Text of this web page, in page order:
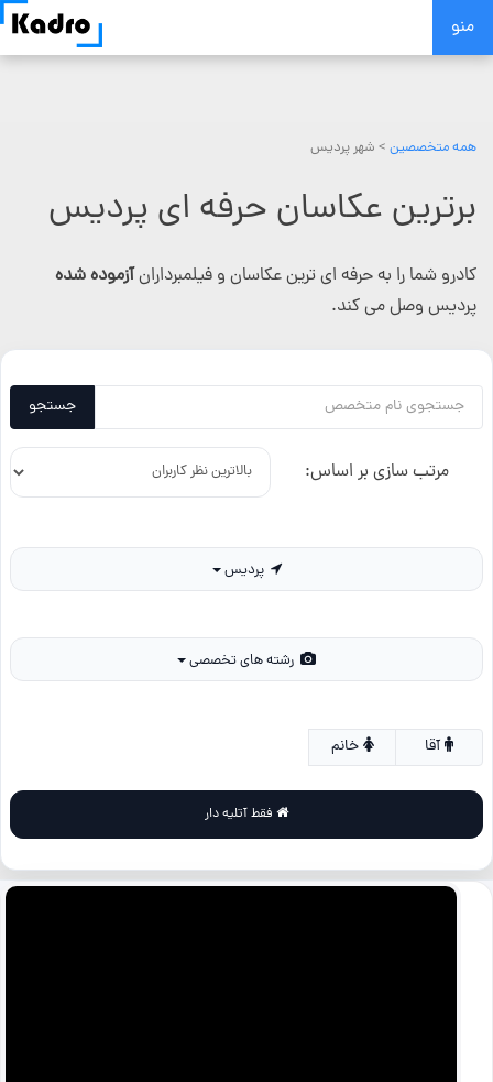
Skip
منو
همه متخصصین > شهر پردیس
برترین عکاسان حرفه ای پردیس
کادرو شما را به حرفه ای ترین عکاسان و فیلمبردارانآزموده شده
پردیس وصل می کند.
جستجو
مرتب سازی بر اساس:
پردیس
خانم